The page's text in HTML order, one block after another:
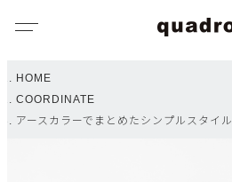
HOME
COORDINATE
アースカラーでまとめたシンプルスタイル